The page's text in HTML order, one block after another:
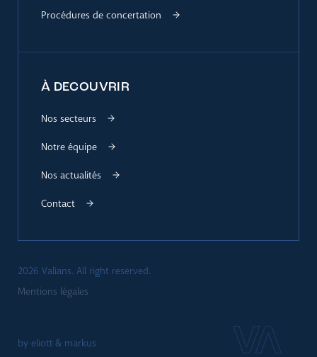
Procédures de concertation
À DECOUVRIR
Nos secteurs
Notre équipe
Nos actualités
Contact
2026 Valians. All right reserved.
Mentions légales
by eliott & markus